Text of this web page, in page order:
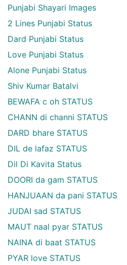
Punjabi Shayari Images
2 Lines Punjabi Status
Dard Punjabi Status
Love Punjabi Status
Alone Punjabi Status
Shiv Kumar Batalvi
BEWAFA c oh STATUS
CHANN di channi STATUS
DARD bhare STATUS
DIL de lafaz STATUS
Dil Di Kavita Status
DOORI da gam STATUS
HANJUAAN da pani STATUS
JUDAI sad STATUS
MAUT naal pyar STATUS
NAINA di baat STATUS
PYAR love STATUS